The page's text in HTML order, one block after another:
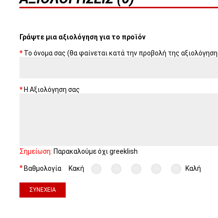
Γράψτε μια αξιολόγηση για το προϊόν
Το όνομα σας (θα φαίνεται κατά την προβολή της
Η Αξιολόγηση σας
Σημείωση: Παρακαλούμε όχι greeklish
Βαθμολογία Κακή Καλή
ΣΥΝΈΧΕΙΑ